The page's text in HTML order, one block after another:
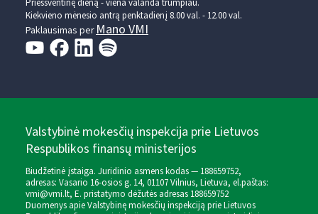
Prieššventinę dieną - viena valanda trumpiau.
Kiekvieno mėnesio antrą penktadienį 8.00 val. - 12.00 val.
Paklausimas perMano VMI
Valstybinė mokesčių inspekcija prie Lietuvos
Respublikos finansų ministerijos
Biudžetinė įstaiga. Juridinio asmens kodas — 188659752,
adresas: Vasario 16-osios g. 14, 01107 Vilnius, Lietuva, el.paštas:
vmi@vmi.lt, E. pristatymo dėžutės adresas 188659752
Duomenys apie Valstybinę mokesčių inspekciją prie Lietuvos